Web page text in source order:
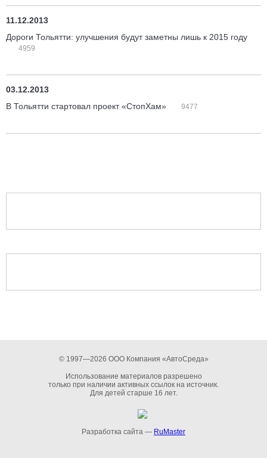
11.12.2013
Дороги Тольятти: улучшения будут заметны лишь к 2015 году
4959
03.12.2013
В Тольятти стартовал проект «СтопХам»
9477
© 1997—2026 ООО Компания «АвтоСреда»
Использование материалов разрешено
только при наличии активных ссылок на источник.
Для детей старше 16 лет.
Разработка сайта — RuMaster